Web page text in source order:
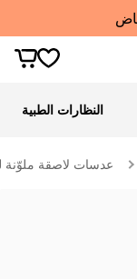
النظارات الطبية
عدسات لاصقة ملوّنة